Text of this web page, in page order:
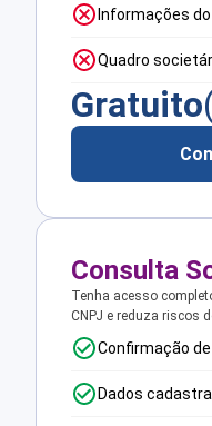
Informações do
Quadro
Gratuito
Consulta
Tenha acesso
CNPJ e reduza riscos
Confirmação
Dados